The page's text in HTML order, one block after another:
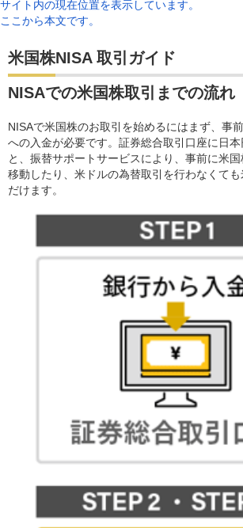
サイト内の現在位置を表示しています。
ここから本文です。
米国株NISA 取引ガイド
NISAでの米国株取引までの流れ
NISAで米国株のお取引を始めるにはまず、事
への入金が必要です。証券総合取引口座に日本
と、振替サポートサービスにより、事前に米
移動したり、米ドルの為替取引を行わなくて
だけます。